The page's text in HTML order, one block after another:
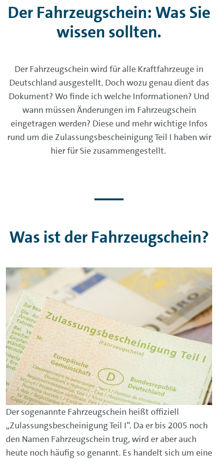
Der Fahrzeugschein: Was Sie
wissen sollten.
Der Fahrzeugschein wird für alle Kraftfahrzeuge in
Deutschland ausgestellt. Doch wozu genau dient das
Dokument? Wo finde ich welche Informationen? Und
wann müssen Änderungen im Fahrzeugschein
eingetragen werden? Diese und mehr wichtige Infos
rund um die Zulassungsbescheinigung Teil I haben wir
hier für Sie zusammengestellt.
Was ist der Fahrzeugschein?
Der sogenannte Fahrzeugschein heißt offiziell
„Zulassungsbescheinigung Teil I“. Da er bis 2005 noch
den Namen Fahrzeugschein trug, wird er aber auch
heute noch häufig so genannt. Es handelt sich um eine